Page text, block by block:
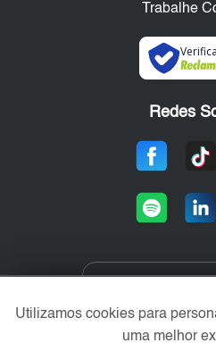
Trabalhe
Redes
acesse
Utilizamos cookies para
uma melhor